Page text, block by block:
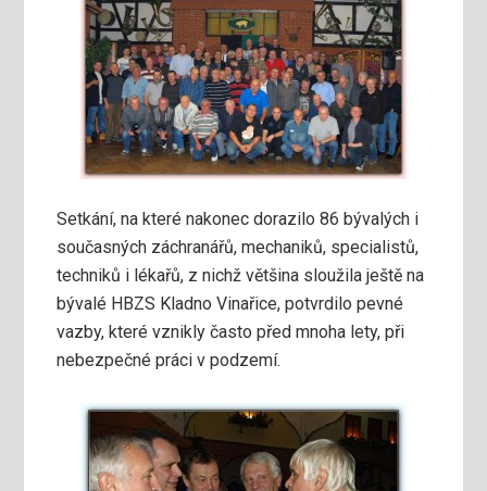
Setkání, na které nakonec dorazilo 86 bývalých i
současných záchranářů, mechaniků, specialistů,
techniků i lékařů, z nichž většina sloužila ještě na
bývalé HBZS Kladno Vinařice, potvrdilo pevné
vazby, které vznikly často před mnoha lety, při
nebezpečné práci v podzemí.